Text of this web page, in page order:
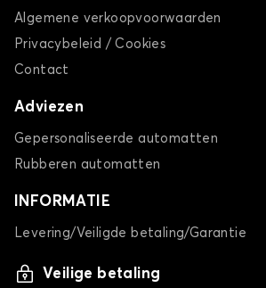
Algemene verkoopvoorwaarden
Privacybeleid / Cookies
Contact
Adviezen
Gepersonaliseerde automatten
Rubberen automatten
INFORMATIE
Levering/Veiligde betaling/Garantie
Veilige betaling